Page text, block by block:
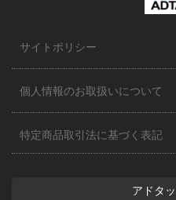
サイトポリシー
個人情報のお取扱いについて
特定商品取引法に基づく表記
アドタ